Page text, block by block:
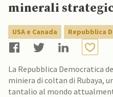
minerali
USA e Canada Repubblica
La Repubblica Democratica
miniera di coltan di Rubaya,
tantalio al mondo